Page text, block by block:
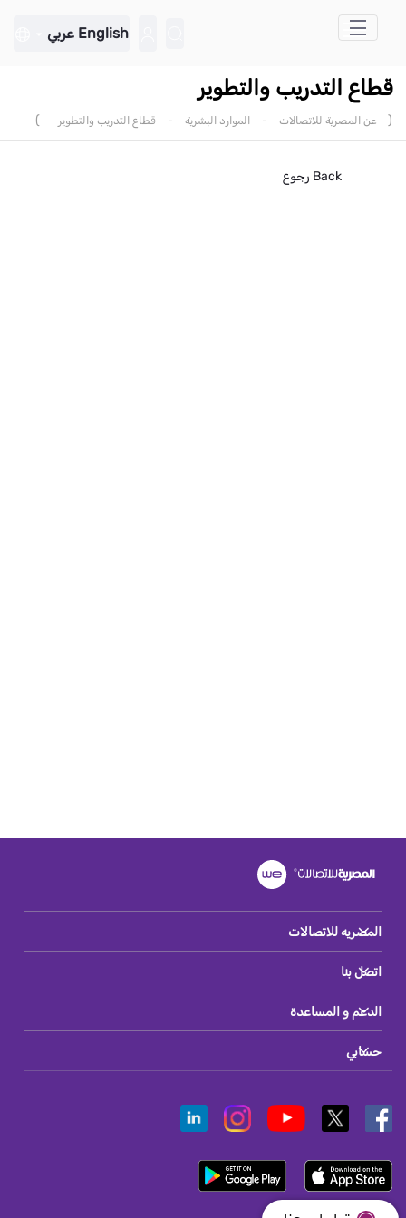
تخطي إلى المحتوى الرئيسي
English عربي
قطاع التدريب والتطوير
( عن المصرية للاتصالات - الموارد البشرية - قطاع التدريب والتطوير )
Back رجوع
المصريه للاتصالات
اتصل بنا
الدعم و المساعدة
حسابي